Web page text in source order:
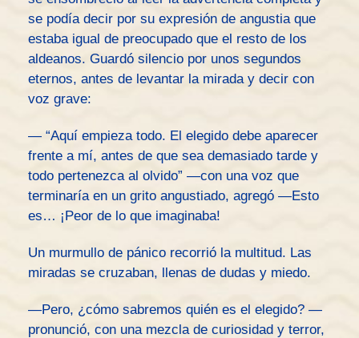
se podía decir por su expresión de angustia que
estaba igual de preocupado que el resto de los
aldeanos. Guardó silencio por unos segundos
eternos, antes de levantar la mirada y decir con
voz grave:
— “Aquí empieza todo. El elegido debe aparecer
frente a mí, antes de que sea demasiado tarde y
todo pertenezca al olvido” —con una voz que
terminaría en un grito angustiado, agregó —Esto
es… ¡Peor de lo que imaginaba!
Un murmullo de pánico recorrió la multitud. Las
miradas se cruzaban, llenas de dudas y miedo.
—Pero, ¿cómo sabremos quién es el elegido? —
pronunció, con una mezcla de curiosidad y terror,